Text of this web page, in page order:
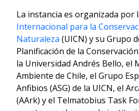
La instancia es organizada por
Internacional para la
Naturaleza (UICN) y su Grupo
Planificación de la
la Universidad Andrés Bello, el
Ambiente de Chile, el Grupo
Anfibios (ASG) de la UICN, el
(AArk) y el Telmatobius Task